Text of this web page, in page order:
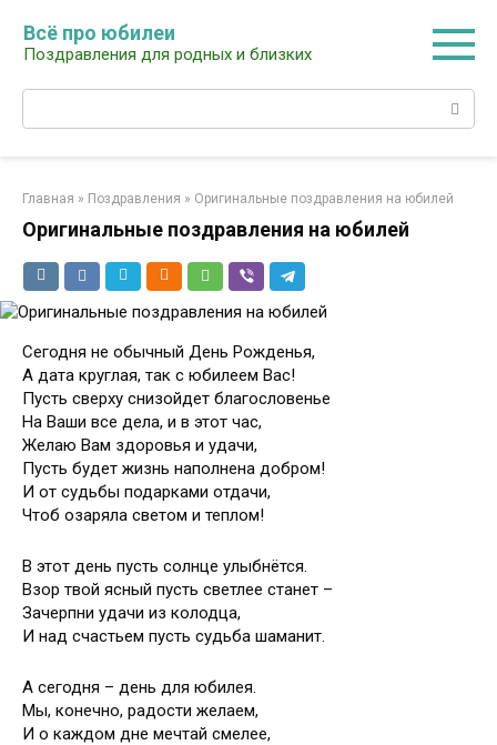
контенту
Всё про юбилеи
Поздравления для родных и близких
Главная » Поздравления » Оригинальные поздравления на юбилей
Оригинальные поздравления на юбилей
Сегодня не обычный День Рожденья,
А дата круглая, так с юбилеем Вас!
Пусть сверху снизойдет благословенье
На Ваши все дела, и в этот час,
Желаю Вам здоровья и удачи,
Пусть будет жизнь наполнена добром!
И от судьбы подарками отдачи,
Чтоб озаряла светом и теплом!
В этот день пусть солнце улыбнётся.
Взор твой ясный пусть светлее станет –
Зачерпни удачи из колодца,
И над счастьем пусть судьба шаманит.
А сегодня – день для юбилея.
Мы, конечно, радости желаем,
И о каждом дне мечтай смелее,